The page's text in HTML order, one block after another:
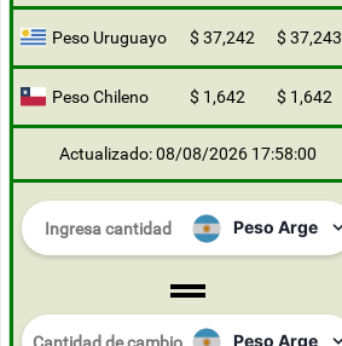
Peso Uruguayo $ 37,242 $ 37,243
Peso Chileno $ 1,642 $ 1,642
Actualizado: 08/08/2026 17:58:00